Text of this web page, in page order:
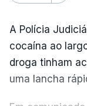
A Polícia
cocaína ao
droga tinham
uma lancha